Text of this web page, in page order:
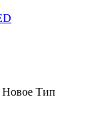
Новое Тип